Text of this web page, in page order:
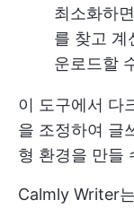
최소화하
를 찾고 계
운로드할
이 도구에서 다
을 조정하여 글
형 환경을 만들
Calmly Writer